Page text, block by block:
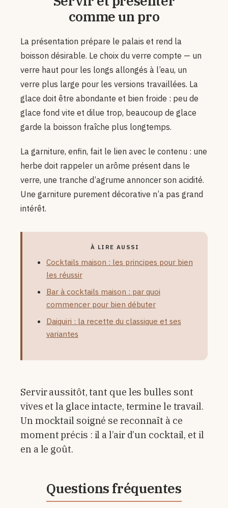
comme un pro
La présentation prépare le palais et rend la
boisson désirable. Le choix du verre compte — un
verre haut pour les longs allongés à l’eau, un
verre plus large pour les versions travaillées. La
glace doit être abondante et bien froide : peu de
glace fond vite et dilue trop, beaucoup de glace
garde la boisson fraîche plus longtemps.
La garniture, enfin, fait le lien avec le contenu : une
herbe doit rappeler un arôme présent dans le
verre, une tranche d’agrume annoncer son acidité.
Une garniture purement décorative n’a pas grand
intérêt.
À LIRE AUSSI
Cocktails maison : les principes pour bien
les réussir
Bar à cocktails maison : par quoi
commencer pour bien débuter
Daiquiri : la recette du classique et ses
variantes
Servir aussitôt, tant que les bulles sont
vives et la glace intacte, termine le travail.
Un mocktail soigné se reconnaît à ce
moment précis : il a l’air d’un cocktail, et il
en a le goût.